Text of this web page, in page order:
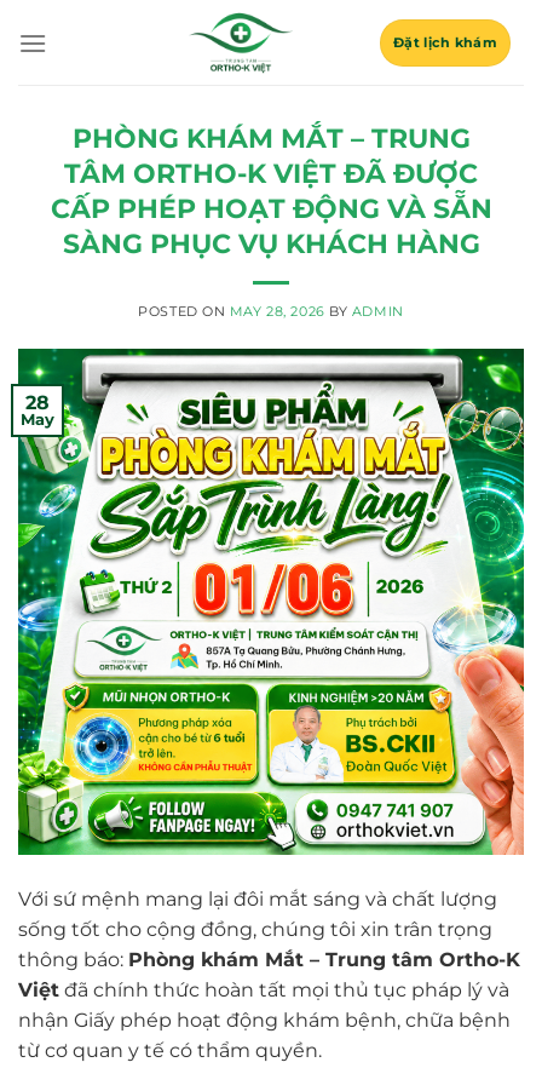
Đặt lịch khám
PHÒNG KHÁM MẮT – TRUNG
TÂM ORTHO-K VIỆT ĐÃ ĐƯỢC
CẤP PHÉP HOẠT ĐỘNG VÀ SẴN
SÀNG PHỤC VỤ KHÁCH HÀNG
POSTED ON MAY 28, 2026 BY ADMIN
28
May
Với sứ mệnh mang lại đôi mắt sáng và chất lượng
sống tốt cho cộng đồng, chúng tôi xin trân trọng
thông báo: Phòng khám Mắt – Trung tâm Ortho-K
Việt đã chính thức hoàn tất mọi thủ tục pháp lý và
nhận Giấy phép hoạt động khám bệnh, chữa bệnh
từ cơ quan y tế có thẩm quyền.